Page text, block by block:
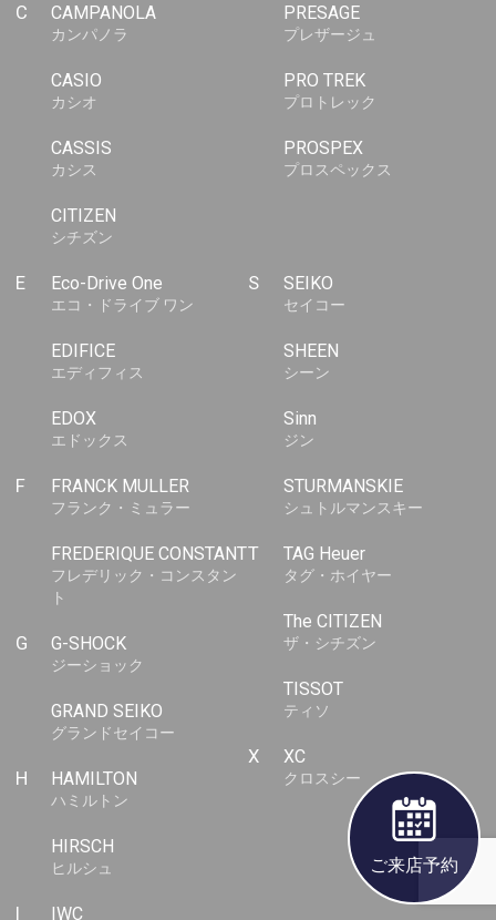
ご来店予約
C CAMPANOLA
カンパノラ
CASIO
カシオ
CASSIS
カシス
CITIZEN
シチズン
E Eco-Drive One
エコ・ドライブ ワン
EDIFICE
エディフィス
EDOX
エドックス
F FRANCK MULLER
フランク・ミュラー
FREDERIQUE CONSTANT
フレデリック・コンスタン
ト
G G-SHOCK
ジーショック
GRAND SEIKO
グランドセイコー
H HAMILTON
ハミルトン
HIRSCH
ヒルシュ
I IWC
PRESAGE
プレザージュ
PRO TREK
プロトレック
PROSPEX
プロスペックス
S SEIKO
セイコー
SHEEN
シーン
Sinn
ジン
STURMANSKIE
シュトルマンスキー
T TAG Heuer
タグ・ホイヤー
The CITIZEN
ザ・シチズン
TISSOT
ティソ
X XC
クロスシー